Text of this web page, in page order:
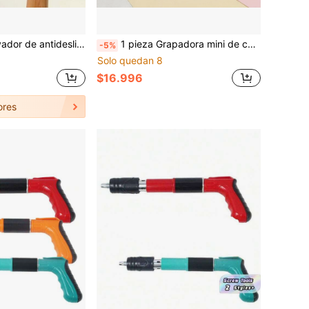
de herramientas manuales de plástico para construcción DIY del hogar, adecuado como regalo del Día del Padre, regalo de Navidad, regalo de cumpleaños, herramienta práctica para artesanos, esencial para reparaciones del hogar, opción de regalo creativa
-5% 1 pieza Grapadora mini de color macaron para oficina y estudiantes, con 1000 grapas #10
Solo quedan 8
$16.996